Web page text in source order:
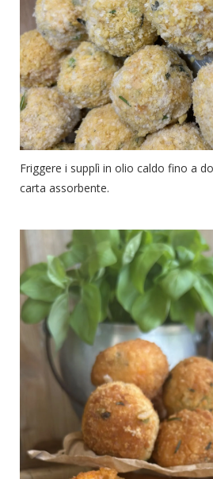
Friggere i supplì in olio caldo fino a
carta assorbente.